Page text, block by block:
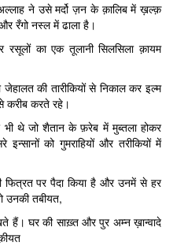
ने उसे मर्दो ज़न के क़ालिब में ख़ल्क़
रँगो नस्ल में ढाला है।
रसूलों का एक तूलानी सिलसिला क़ायम
की तारीकियों से निकाल कर इल्म
करीब करते रहे।
थे जो शैतान के फ़रेब में मुब्तला होकर
को गुमराहियों और तरीकियों में
फित्रत पर पैदा किया है और उनमें से हर
तबीयत,
हैं। घर की साख़्त और पुर अम्न ख़ान्वादे